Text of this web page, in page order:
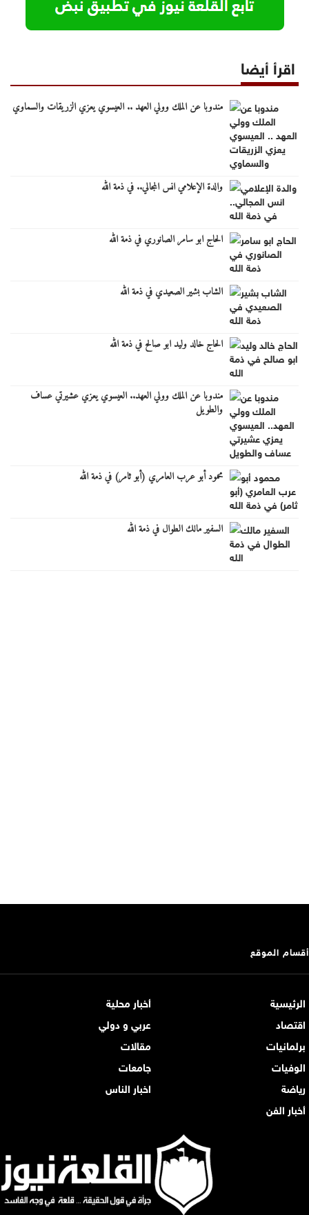
اقرأ أيضا
مندوبا عن الملك وولي العهد .. العيسوي يعزي الزريقات والسماوي
والدة الإعلامي انس المجالي.. في ذمة الله
الحاج ابو سامر الصانوري في ذمة الله
الشاب بشير الصعيدي في ذمة الله
الحاج خالد وليد ابو صالح في ذمة الله
مندوبا عن الملك وولي العهد.. العيسوي يعزي عشيرتي عساف
والطويل
محمود أبو عرب العامري (أبو ثامر) في ذمة الله
السفير مالك الطوال في ذمة الله
أقسام الموقع
الرئيسية
أخبار محلية
اقتصاد
عربي و دولي
برلمانيات
مقالات
الوفيات
جامعات
رياضة
اخبار الناس
أخبار الفن